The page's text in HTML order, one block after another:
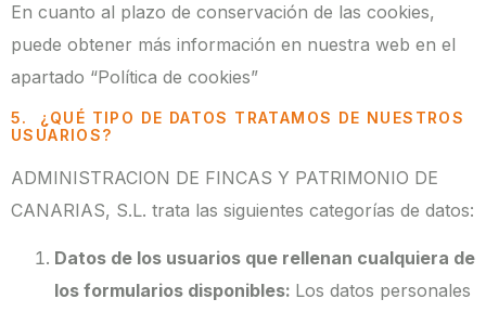
En cuanto al plazo de conservación de las cookies,
puede obtener más información en nuestra web en el
apartado “Política de cookies”
5. ¿QUÉ TIPO DE DATOS TRATAMOS DE NUESTROS
USUARIOS?
ADMINISTRACION DE FINCAS Y PATRIMONIO DE
CANARIAS, S.L. trata las siguientes categorías de datos:
Datos de los usuarios que rellenan cualquiera de
los formularios disponibles: Los datos personales